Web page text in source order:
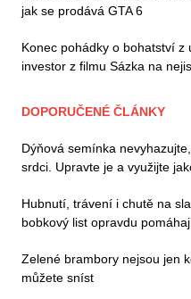
jak se prodává GTA 6
Konec pohádky o bohatství z
investor z filmu Sázka na
DOPORUČENÉ ČLÁNKY
Dýňová semínka
srdci. Upravte je a využijte
Hubnutí, trávení i chutě na
bobkový list opravdu
Zelené brambory nejsou jen
můžete sníst